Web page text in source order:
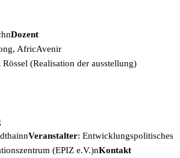
Dozent
AfricAvenir
(Realisation der ausstellung)
Veranstalter: Entwicklungspolitisches
(EPIZ e.V.)nKontakt